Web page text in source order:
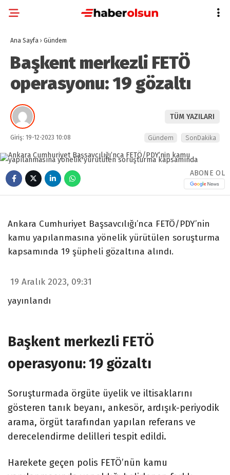
Ana Sayfa › Gündem
Başkent merkezli FETÖ
operasyonu: 19 gözaltı
TÜM YAZILARI
Giriş: 19-12-2023 10:08 Gündem SonDakika
ABONE OL
Ankara Cumhuriyet Başsavcılığı’nca FETÖ/PDY’nin
kamu yapılanmasına yönelik yürütülen soruşturma
kapsamında 19 şüpheli gözaltına alındı.
19 Aralık 2023, 09:31
yayınlandı
Başkent merkezli FETÖ
operasyonu: 19 gözaltı
Soruşturmada örgüte üyelik ve iltisaklarını
gösteren tanık beyanı, ankesör, ardışık-periyodik
arama, örgüt tarafından yapılan referans ve
derecelendirme delilleri tespit edildi.
Harekete geçen polis FETÖ’nün kamu